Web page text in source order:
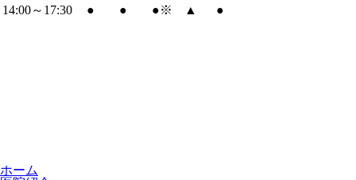
14:00～17:30
● ● ●※ ▲ ●
ホーム